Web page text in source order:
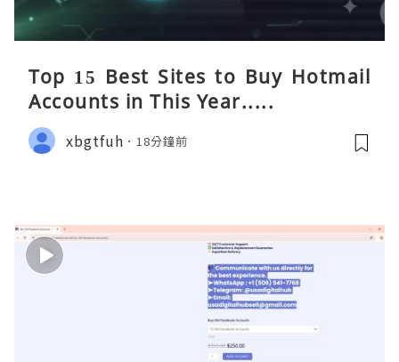
Top 15 Best Sites to Buy Hotmail
Accounts in This Year.....
xbgtfuh 18分鐘前